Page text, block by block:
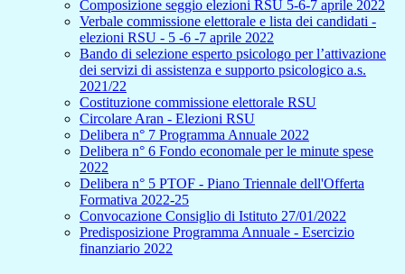
Composizione seggio elezioni RSU 5-6-7 aprile 2022
Verbale commissione elettorale e lista dei candidati -
elezioni RSU - 5 -6 -7 aprile 2022
Bando di selezione esperto psicologo per l’attivazione
dei servizi di assistenza e supporto psicologico a.s.
2021/22
Costituzione commissione elettorale RSU
Circolare Aran - Elezioni RSU
Delibera n° 7 Programma Annuale 2022
Delibera n° 6 Fondo economale per le minute spese
2022
Delibera n° 5 PTOF - Piano Triennale dell'Offerta
Formativa 2022-25
Convocazione Consiglio di Istituto 27/01/2022
Predisposizione Programma Annuale - Esercizio
finanziario 2022